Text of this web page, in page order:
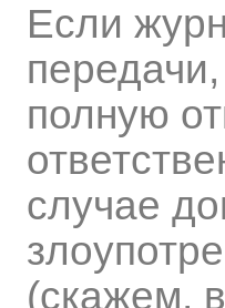
Если
полную
случае
(скажем,